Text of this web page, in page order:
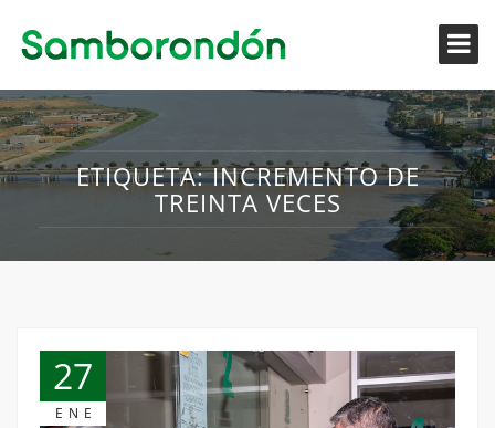
ETIQUETA:INCREMENTO DE
TREINTA VECES
27
ENE